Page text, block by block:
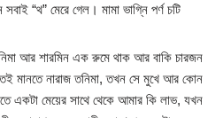
“থ” মেরে গেল। মামা ভাগ্নি পর্ণ চটি
আর শারমিন এক রুমে থাক আর বাকি চারজন
মানতে নারাজ তনিমা, তখন সে মুখে আর কোন
একটা মেয়ের সাথে থেকে আমার কি লাভ, যখন